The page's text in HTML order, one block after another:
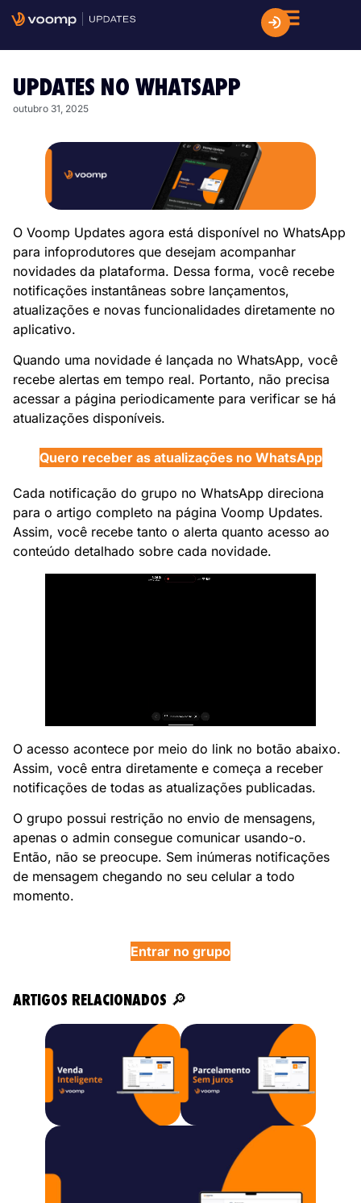
UPDATES NO WHATSAPP
outubro 31, 2025
O Voomp Updates agora está disponível no WhatsApp
para infoprodutores que desejam acompanhar
novidades da plataforma. Dessa forma, você recebe
notificações instantâneas sobre lançamentos,
atualizações e novas funcionalidades diretamente no
aplicativo.
Quando uma novidade é lançada no WhatsApp, você
recebe alertas em tempo real. Portanto, não precisa
acessar a página periodicamente para verificar se há
atualizações disponíveis.
Quero receber as atualizações no WhatsApp
Cada notificação do grupo no WhatsApp direciona
para o artigo completo na página Voomp Updates.
Assim, você recebe tanto o alerta quanto acesso ao
conteúdo detalhado sobre cada novidade.
O acesso acontece por meio do link no botão abaixo.
Assim, você entra diretamente e começa a receber
notificações de todas as atualizações publicadas.
O grupo possui restrição no envio de mensagens,
apenas o admin consegue comunicar usando-o.
Então, não se preocupe. Sem inúmeras notificações
de mensagem chegando no seu celular a todo
momento.
Entrar no grupo
ARTIGOS RELACIONADOS 🔎